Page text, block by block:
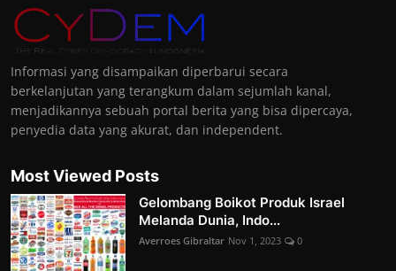
Informasi yang disampaikan diperbarui secara
berkelanjutan yang terangkum dalam sejumlah kanal,
menjadikannya sebuah portal berita yang bisa dipercaya,
penyedia data yang akurat, dan independent.
Most Viewed Posts
Gelombang Boikot Produk Israel
Melanda Dunia, Indo...
Averroes Gibraltar Nov 1, 2023 0